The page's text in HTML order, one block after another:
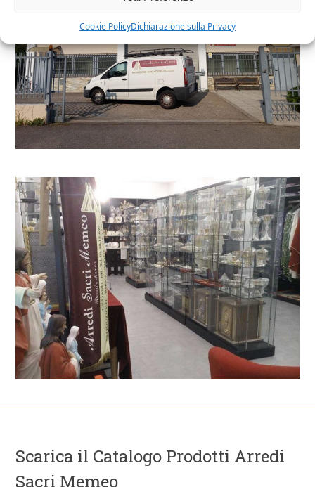
Cookie PolicyDichiarazione sulla Privacy
Scarica il Catalogo Prodotti Arredi
Sacri Memeo